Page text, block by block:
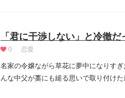
「君に干渉しない」と冷徹
0 恋愛
名家の令嬢ながら草花に夢中になりす
んな中父が藁にも縋る思いで取り付け